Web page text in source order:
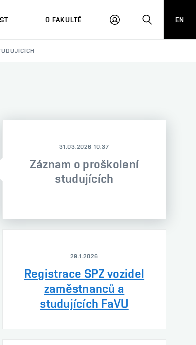
O FAKULTĚ
PŘIHLÁSITHLEDAT
EN
31.03.2026 10:37
Záznam o proškolení
studujících
29.1.2026
Registrace SPZ vozidel
zaměstnanců a
studujících FaVU